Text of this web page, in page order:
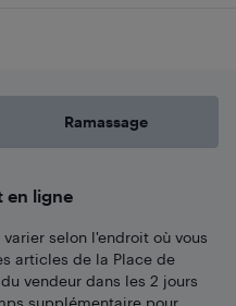
Ramassage
en ligne
selon l'endroit où vous
articles de la Place de
vendeur dans les 2 jours
supplémentaire pour